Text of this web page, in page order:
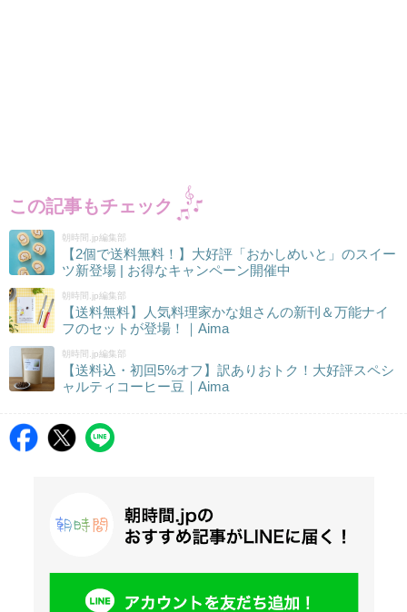
この記事もチェック
朝時間.jp編集部
【2個で送料無料！】大好評「おかしめいと」のスイー
ツ新登場 | お得なキャンペーン開催中
朝時間.jp編集部
【送料無料】人気料理家かな姐さんの新刊＆万能ナイ
フのセットが登場！｜Aima
朝時間.jp編集部
【送料込・初回5%オフ】訳ありおトク！大好評スペシ
ャルティコーヒー豆｜Aima